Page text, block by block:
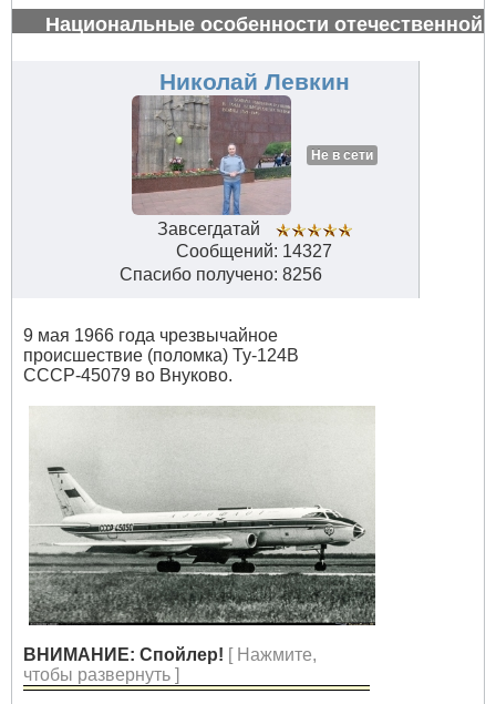
Национальные особенности отечественной
Николай Левкин
Не в сети
Завсегдатай
Сообщений: 14327
Спасибо получено: 8256
9 мая 1966 года чрезвычайное
происшествие (поломка) Ту-124В
СССР-45079 во Внуково.
ВНИМАНИЕ: Спойлер! [ Нажмите,
чтобы развернуть ]